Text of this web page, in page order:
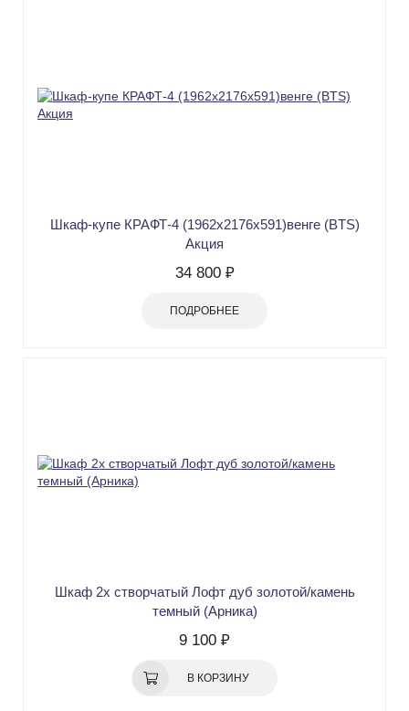
Шкаф-купе КРАФТ-4 (1962х2176х591)венге (BTS)
Акция
34 800 ₽
ПОДРОБНЕЕ
Шкаф 2х створчатый Лофт дуб золотой/камень
темный (Арника)
9 100 ₽
В КОРЗИНУ